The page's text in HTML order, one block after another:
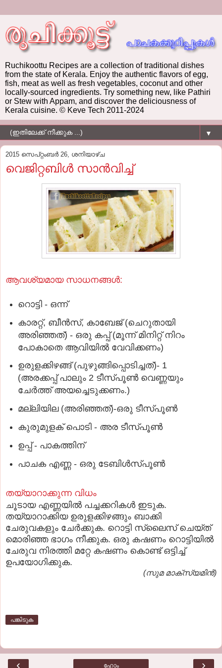
Ruchikoottu Recipes are a collection of traditional dishes
from the state of Kerala. Enjoy the authentic flavors of egg,
fish, meat as well as fresh vegetables, coconut and other
locally-sourced ingredients. Try something new, like Pathiri
or Stew with Appam, and discover the deliciousness of
Kerala cuisine. © Keve Tech 2011-2024
▼
2015 സെപ്റ്റംബർ 26, ശനിയാഴ്‌ച
വെജിറ്റബിള്‍ സാന്‍വിച്ച്
ആവശ്യമായ സാധനങ്ങള്‍:
റൊട്ടി - ഒന്ന്
കാരറ്റ്, ബീന്‍സ്, കാബേജ് (ചെറുതായി
അരിഞ്ഞത്) - ഒരു കപ്പ് (മൂന്ന് മിനിറ്റ് നിറം
പോകാതെ ആവിയില്‍ വേവിക്കണം)
ഉരുളക്കിഴങ്ങ് (പുഴുങ്ങിപ്പൊടിച്ചത്)- 1
(അരക്കപ്പ് പാലും 2 ടീസ്പൂണ്‍ വെണ്ണയും
ചേര്‍ത്ത് അയച്ചെടുക്കണം.)
മല്ലിയില (അരിഞ്ഞത്)-ഒരു ടീസ്പൂണ്‍
കുരുമുളക് പൊടി - അര ടീസ്പൂണ്‍
ഉപ്പ് - പാകത്തിന്
പാചക എണ്ണ - ഒരു ടേബിള്‍സ്പൂണ്‍
തയ്യാറാക്കുന്ന വിധം
ചൂടായ എണ്ണയില്‍ പച്ചക്കറികള്‍ ഇടുക.
തയ്യാറാക്കിയ ഉരുളക്കിഴങ്ങും ബാക്കി
ചേരുവകളും ചേര്‍ക്കുക. റൊട്ടി സ്ലൈസ് ചെയ്ത്
മൊരിഞ്ഞ ഭാഗം നീക്കുക. ഒരു കഷണം റൊട്ടിയില്‍
ചേരുവ നിരത്തി മറ്റേ കഷണം കൊണ്ട് ഒട്ടിച്ച്
ഉപയോഗിക്കുക.
(സുമ മാക്‌സ്യമിന്‍)
പങ്കിടുക
‹ ›
ഹോം